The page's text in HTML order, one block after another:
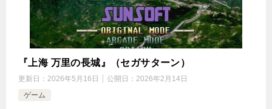
『上海 万里の長城』（セガサターン）
更新日： 2026年5月16日 公開日： 2026年2月14日
ゲーム